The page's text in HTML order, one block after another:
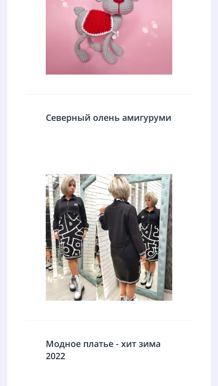
Северный олень амигуруми
Модное платье - хит зима
2022